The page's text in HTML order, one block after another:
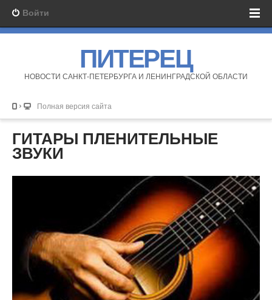
Войти
ПИТЕРЕЦ
НОВОСТИ САНКТ-ПЕТЕРБУРГА И ЛЕНИНГРАДСКОЙ ОБЛАСТИ
Полная версия сайта
ГИТАРЫ ПЛЕНИТЕЛЬНЫЕ
ЗВУКИ